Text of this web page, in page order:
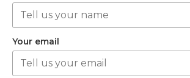
Your email